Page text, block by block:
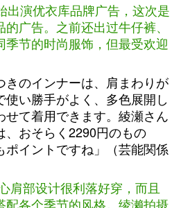
出演优衣库品牌广告，这次是
广告。之前还出过牛仔裤、
节的时尚服饰，但最受欢迎
きのインナーは、肩まわりが
使い勝手がよく、多色展開し
せて着用できます。綾瀬さん
、おそらく2290円のもの
ポイントですね」（芸能関係
肩部设计很利落好穿，而且
配各个季节的风格。绫濑拍摄